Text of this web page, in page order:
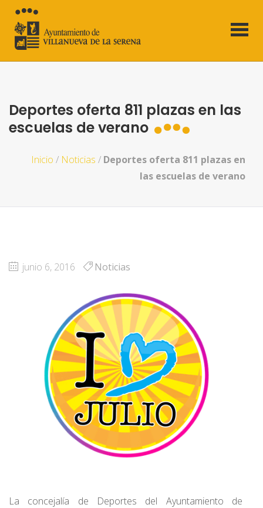
Deportes oferta 811 plazas en las
escuelas de verano
Inicio / Noticias / Deportes oferta 811 plazas en
las escuelas de verano
junio 6, 2016 Noticias
La concejalía de Deportes del Ayuntamiento de